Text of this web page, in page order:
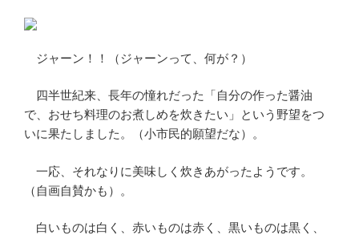
ジャーン！！（ジャーンって、何が？）
四半世紀来、長年の憧れだった「自分の作った醤油
で、おせち料理のお煮しめを炊きたい」という野望をつ
いに果たしました。（小市民的願望だな）。
一応、それなりに美味しく炊きあがったようです。
（自画自賛かも）。
白いものは白く、赤いものは赤く、黒いものは黒く、